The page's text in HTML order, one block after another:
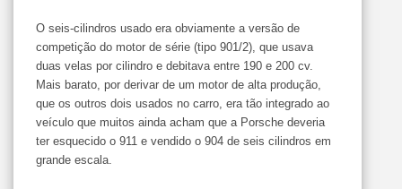
O seis-cilindros usado era obviamente a versão de
competição do motor de série (tipo 901/2), que usava
duas velas por cilindro e debitava entre 190 e 200 cv.
Mais barato, por derivar de um motor de alta produção,
que os outros dois usados no carro, era tão integrado ao
veículo que muitos ainda acham que a Porsche deveria
ter esquecido o 911 e vendido o 904 de seis cilindros em
grande escala.